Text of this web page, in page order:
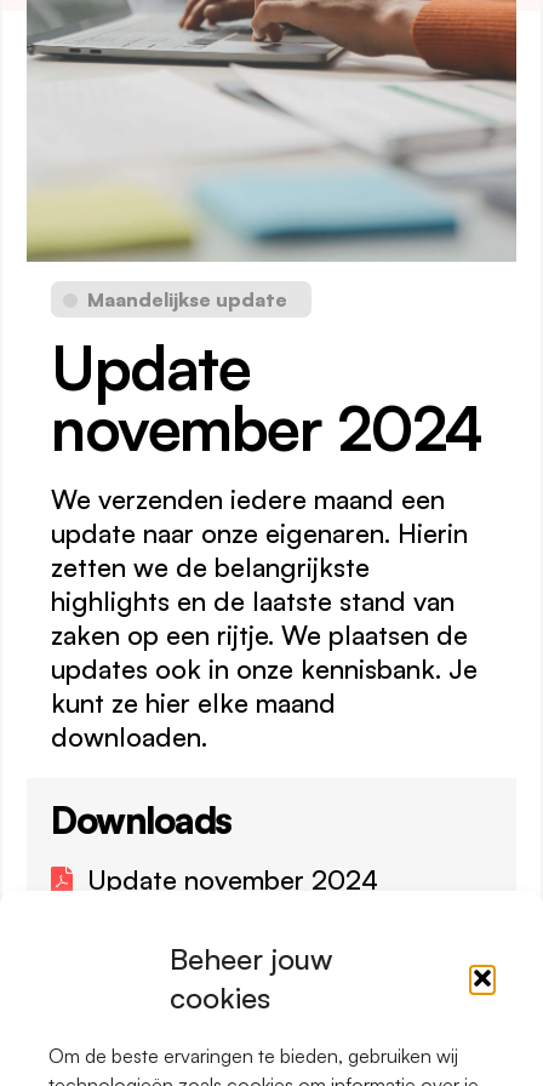
Beheer jouw
cookies
Om de beste ervaringen te bieden, gebruiken wij
Maandelijkse update
Update
november 2024
We verzenden iedere maand een
update naar onze eigenaren. Hierin
zetten we de belangrijkste
highlights en de laatste stand van
zaken op een rijtje. We plaatsen de
updates ook in onze kennisbank. Je
kunt ze hier elke maand
downloaden.
Downloads
Update november 2024
LinkedIn